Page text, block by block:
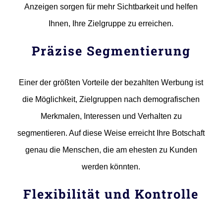
Anzeigen sorgen für mehr Sichtbarkeit und helfen
Ihnen, Ihre Zielgruppe zu erreichen.
Präzise Segmentierung
Einer der größten Vorteile der bezahlten Werbung ist
die Möglichkeit, Zielgruppen nach demografischen
Merkmalen, Interessen und Verhalten zu
segmentieren. Auf diese Weise erreicht Ihre Botschaft
genau die Menschen, die am ehesten zu Kunden
werden könnten.
Flexibilität und Kontrolle